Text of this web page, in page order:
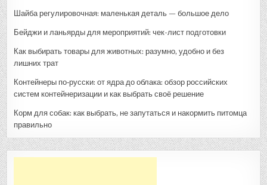
Шайба регулировочная: маленькая деталь — большое дело
Бейджи и ланьярды для мероприятий: чек-лист подготовки
Как выбирать товары для животных: разумно, удобно и без
лишних трат
Контейнеры по‑русски: от ядра до облака: обзор российских
систем контейнеризации и как выбрать своё решение
Корм для собак: как выбрать, не запутаться и накормить питомца
правильно